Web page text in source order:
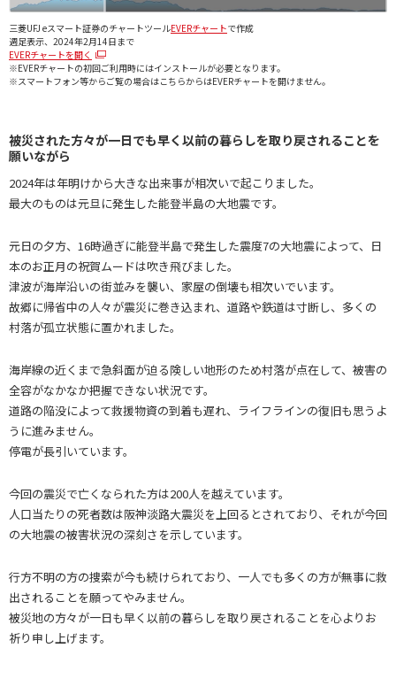
三菱UFJ eスマート証券のチャートツールEVERチャートで作成
週足表示、2024年2月14日まで
EVERチャートを開く
※EVERチャートの初回ご利用時にはインストールが必要となります。
※スマートフォン等からご覧の場合はこちらからはEVERチャートを開けません。
被災された方々が一日でも早く以前の暮らしを取り戻されることを
願いながら
2024年は年明けから大きな出来事が相次いで起こりました。
最大のものは元旦に発生した能登半島の大地震です。
元日の夕方、16時過ぎに能登半島で発生した震度7の大地震によって、日
本のお正月の祝賀ムードは吹き飛びました。
津波が海岸沿いの街並みを襲い、家屋の倒壊も相次いでいます。
故郷に帰省中の人々が震災に巻き込まれ、道路や鉄道は寸断し、多くの
村落が孤立状態に置かれました。
海岸線の近くまで急斜面が迫る険しい地形のため村落が点在して、被害の
全容がなかなか把握できない状況です。
道路の陥没によって救援物資の到着も遅れ、ライフラインの復旧も思うよ
うに進みません。
停電が長引いています。
今回の震災で亡くなられた方は200人を越えています。
人口当たりの死者数は阪神淡路大震災を上回るとされており、それが今回
の大地震の被害状況の深刻さを示しています。
行方不明の方の捜索が今も続けられており、一人でも多くの方が無事に救
出されることを願ってやみません。
被災地の方々が一日も早く以前の暮らしを取り戻されることを心よりお
祈り申し上げます。